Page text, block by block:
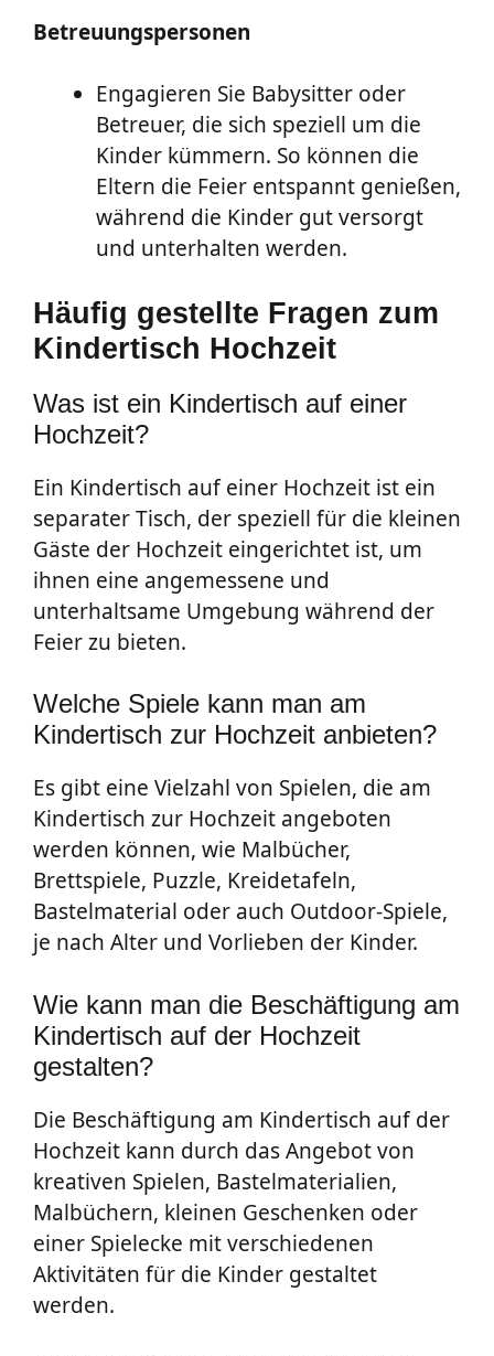
Betreuungspersonen
Engagieren Sie Babysitter oder
Betreuer, die sich speziell um die
Kinder kümmern. So können die
Eltern die Feier entspannt genießen,
während die Kinder gut versorgt
und unterhalten werden.
Häufig gestellte Fragen zum
Kindertisch Hochzeit
Was ist ein Kindertisch auf einer
Hochzeit?
Ein Kindertisch auf einer Hochzeit ist ein
separater Tisch, der speziell für die kleinen
Gäste der Hochzeit eingerichtet ist, um
ihnen eine angemessene und
unterhaltsame Umgebung während der
Feier zu bieten.
Welche Spiele kann man am
Kindertisch zur Hochzeit anbieten?
Es gibt eine Vielzahl von Spielen, die am
Kindertisch zur Hochzeit angeboten
werden können, wie Malbücher,
Brettspiele, Puzzle, Kreidetafeln,
Bastelmaterial oder auch Outdoor-Spiele,
je nach Alter und Vorlieben der Kinder.
Wie kann man die Beschäftigung am
Kindertisch auf der Hochzeit
gestalten?
Die Beschäftigung am Kindertisch auf der
Hochzeit kann durch das Angebot von
kreativen Spielen, Bastelmaterialien,
Malbüchern, kleinen Geschenken oder
einer Spielecke mit verschiedenen
Aktivitäten für die Kinder gestaltet
werden.